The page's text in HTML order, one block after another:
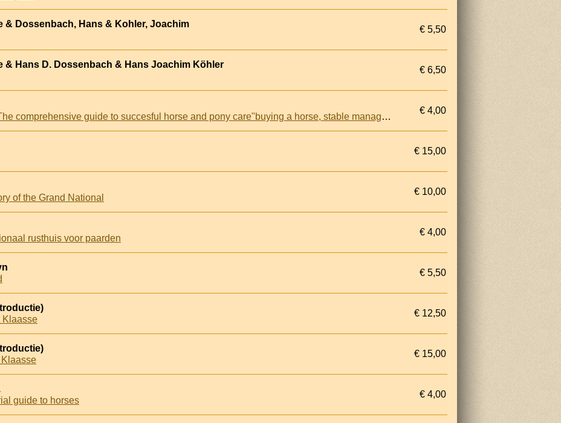
& Dossenbach, Hans & Kohler, Joachim
€ 5,50
& Hans D. Dossenbach & Hans Joachim Köhler
€ 6,50
Caring for your Horse. The comprehensive guide to succesful horse and pony care"buying a horse, stable management, equipment, grooming and first aid
€ 4,00
€ 15,00
of the Grand National
€ 10,00
rusthuis voor paarden
€ 4,00
€ 5,50
Klaasse
€ 12,50
€ 15,00
guide to horses
€ 4,00